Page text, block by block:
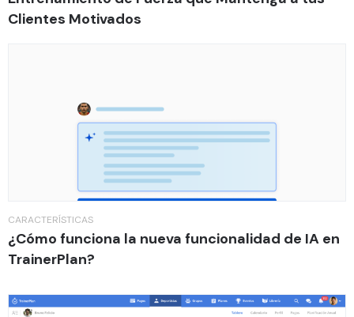
Clientes Motivados
CARACTERÍSTICAS
¿Cómo funciona la nueva funcionalidad de IA en
TrainerPlan?